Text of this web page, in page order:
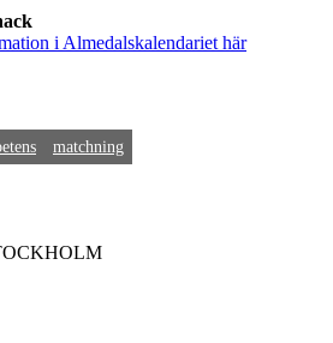
i Almedalskalendariet här
matchning